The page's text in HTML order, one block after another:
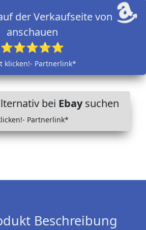
der Verkaufseite von
anschauen
⭐⭐⭐⭐⭐
klicken!- Partnerlink*
bei Ebaysuchen
Partnerlink*
Beschreibung